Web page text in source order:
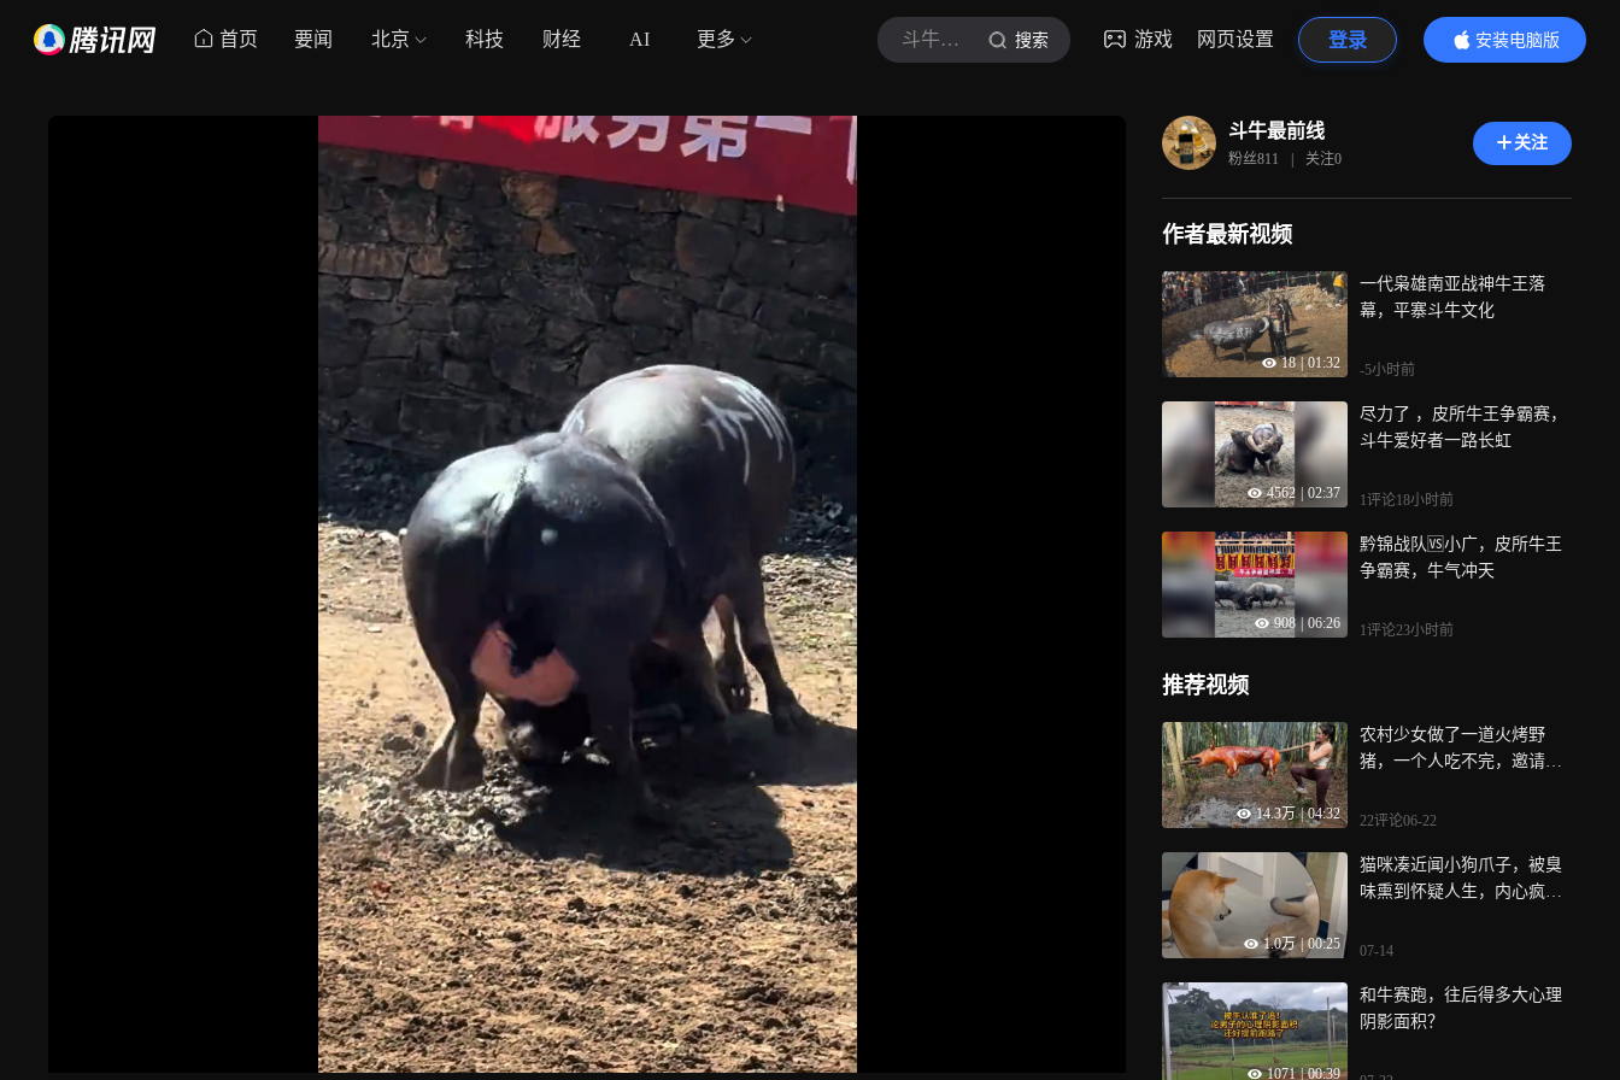
首页 要闻 北京 科技 财经 AI 更多 斗牛最前线 搜索 游戏 网页设置 登录
安装电脑版
内容更精彩
斗牛最前线
粉丝811 | 关注0
关注
作者最新视频
18 01:32
一代枭雄南亚战神牛王落
幕，平寨斗牛文化
-5小时前
4562 02:37
尽力了 ，皮所牛王争霸赛，
斗牛爱好者一路长虹
1评论18小时前
908 06:26
黔锦战队🆚小广，皮所牛王
争霸赛，牛气冲天
1评论23小时前
推荐视频
14.3万 | 04:32
农村少女做了一道火烤野
猪，一个人吃不完，邀请全
22评论06-22
1.0万 | 00:25
猫咪凑近闻小狗爪子，被臭
味熏到怀疑人生，内心疯狂
07-14
1071 | 00:39
和牛赛跑，往后得多大心理
阴影面积？